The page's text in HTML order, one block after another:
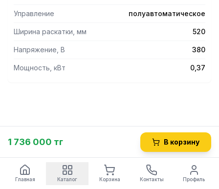
Управление полуавтоматическое
Ширина раскатки, мм 520
Напряжение, В 380
Мощность, кВт 0,37
1 736 000 тг В корзину
Главная Каталог Корзина Контакты Профиль